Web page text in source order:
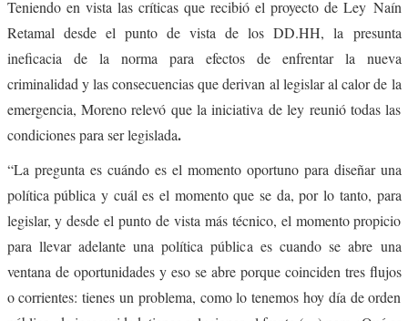
Teniendo en vista las críticas que recibió el proyecto de Ley Naín
Retamal desde el punto de vista de los DD.HH, la presunta
ineficacia de la norma para efectos de enfrentar la nueva
criminalidad y las consecuencias que derivan al legislar al calor de la
emergencia, Moreno relevó que la iniciativa de ley reunió todas las
condiciones para ser legislada.
“La pregunta es cuándo es el momento oportuno para diseñar una
política pública y cuál es el momento que se da, por lo tanto, para
legislar, y desde el punto de vista más técnico, el momento propicio
para llevar adelante una política pública es cuando se abre una
ventana de oportunidades y eso se abre porque coinciden tres flujos
o corrientes: tienes un problema, como lo tenemos hoy día de orden